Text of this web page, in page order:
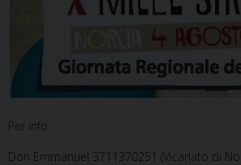
Per info:
Don Emmanuel 3711370251 (Vicariato di